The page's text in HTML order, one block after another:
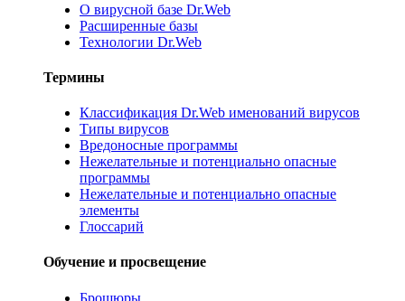
О вирусной базе Dr.Web
Расширенные базы
Технологии Dr.Web
Термины
Классификация Dr.Web именований вирусов
Типы вирусов
Вредоносные программы
Нежелательные и потенциально опасные
программы
Нежелательные и потенциально опасные
элементы
Глоссарий
Обучение и просвещение
Брошюры